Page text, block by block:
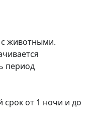
животными.
период
от 1 ночи и до